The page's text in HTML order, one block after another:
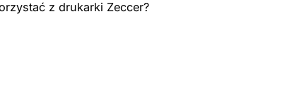
z drukarki Zeccer?